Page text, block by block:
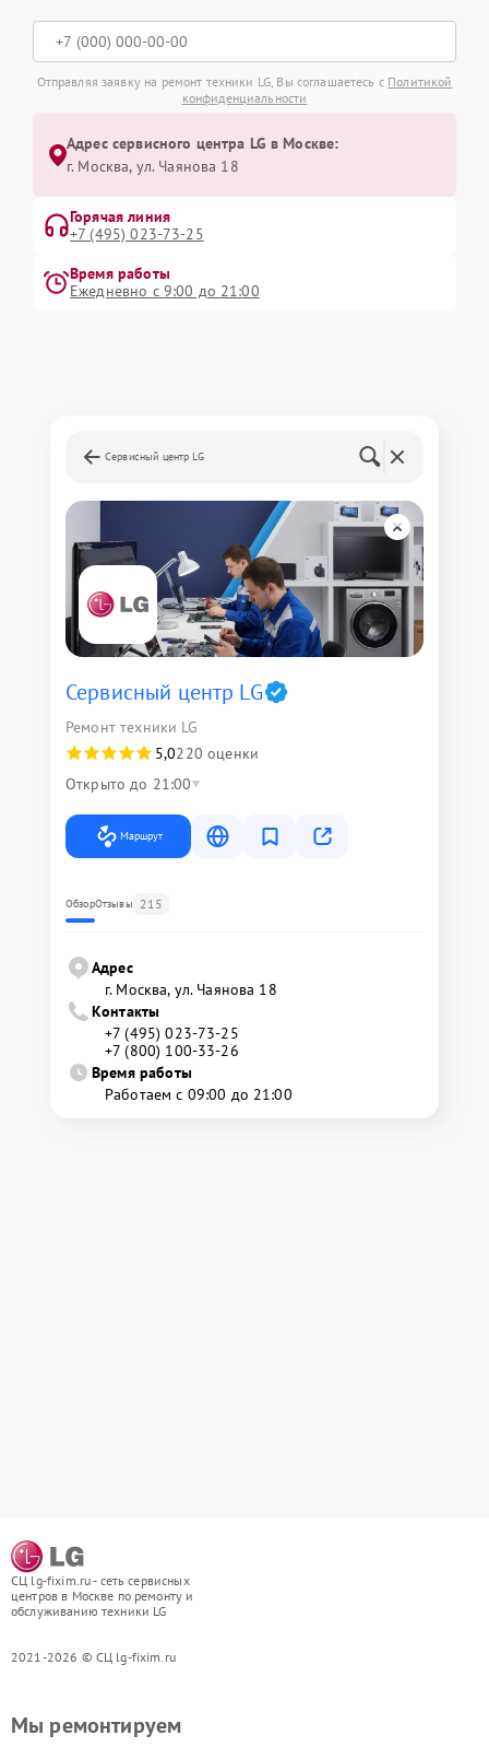
Отправляя заявку на ремонт техники LG, Вы соглашаетесь с Политикой
конфиденциальности
Адрес сервисного центра LG в Москве:
г. Москва, ул. Чаянова 18
Горячая линия
+7 (495) 023-73-25
Время работы
Ежедневно с 9:00 до 21:00
Сервисный центр LG
Сервисный центр LG
Ремонт техники LG
5,0220 оценки
Открыто до 21:00
Маршрут
ОбзорОтзывы 215
Адрес
г. Москва, ул. Чаянова 18
Контакты
+7 (495) 023-73-25
+7 (800) 100-33-26
Время работы
Работаем с 09:00 до 21:00
СЦ lg-fixim.ru - сеть сервисных
центров в Москве по ремонту и
обслуживанию техники LG
2021-2026 © СЦ lg-fixim.ru
Мы ремонтируем